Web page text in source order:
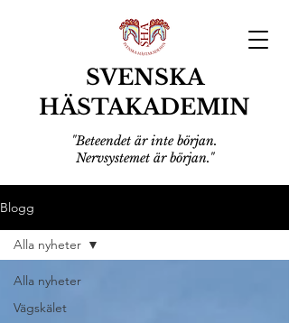
SVENSKA
HÄSTAKADEMIN
"Beteendet är inte början.
Nervsystemet är början."
Blogg
Alla nyheter
Vägskälet
Alla nyheter